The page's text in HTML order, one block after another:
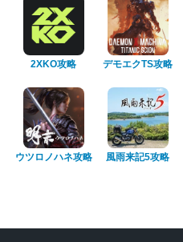
2XKO攻略 デモエクTS攻略
ウツロノハネ攻略 風雨来記5攻略